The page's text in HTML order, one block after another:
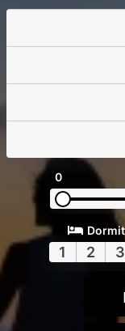
0
1 2 3